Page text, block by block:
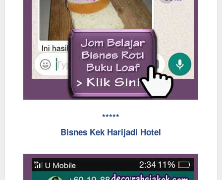
*****
Bisnes Kek Harijadi Hotel